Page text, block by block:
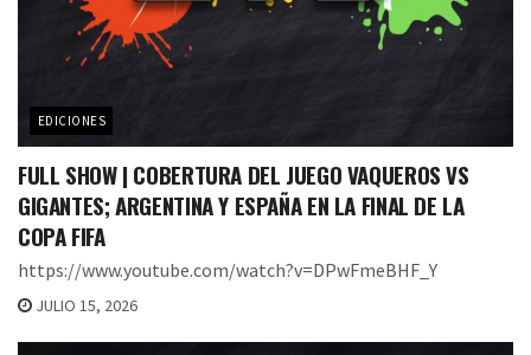
EDICIONES
FULL SHOW | COBERTURA DEL JUEGO VAQUEROS VS
GIGANTES; ARGENTINA Y ESPAÑA EN LA FINAL DE LA
COPA FIFA
https://www.youtube.com/watch?v=DPwFmeBHF_Y
JULIO 15, 2026